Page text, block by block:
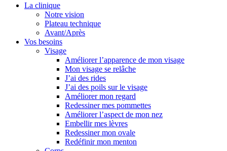
La clinique
Notre vision
Plateau technique
Avant/Après
Vos besoins
Visage
Améliorer l’apparence de mon visage
Mon visage se relâche
J’ai des rides
J’ai des poils sur le visage
Améliorer mon regard
Redessiner mes pommettes
Améliorer l’aspect de mon nez
Embellir mes lèvres
Redessiner mon ovale
Redéfinir mon menton